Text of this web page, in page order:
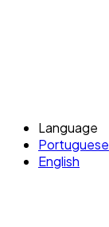
Language
Portuguese
English